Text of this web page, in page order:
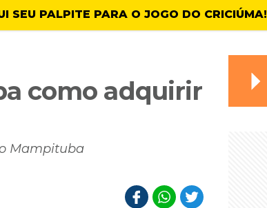
SEU PALPITE PARA O JOGO DO CRICIÚMA!
como adquirir
Mampituba